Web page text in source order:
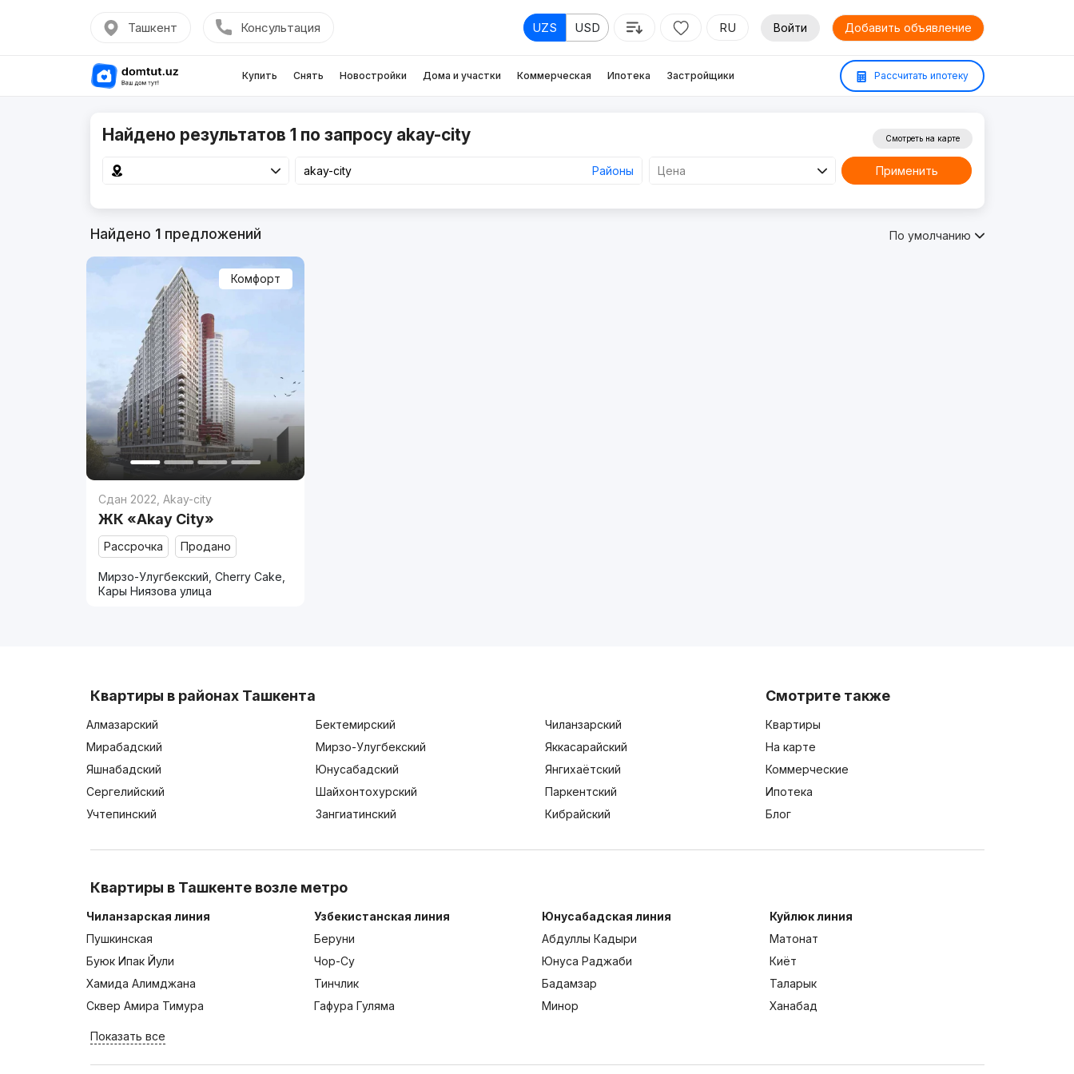
Ташкент Консультация UZS USD RU Войти Добавить объявление
Купить Снять Новостройки Дома и участки Коммерческая Ипотека Застройщики Рассчитать ипотеку
Найдено результатов 1 по запросу akay-city
Районы Цена
Смотреть на карте
Применить
Найдено 1предложений По умолчанию
Комфорт
Сдан 2022 ,Akay-city
ЖК «Akay City»
Рассрочка Продано
Мирзо-Улугбекский, Cherry Cake,
Кары Ниязова улица
Квартиры в районах Ташкента
Алмазарский Бектемирский
Чиланзарский
Мирабадский
Мирзо-Улугбекский
Яккасарайский
Яшнабадский
Юнусабадский
Янгихаётский
Сергелийский
Шайхонтохурский
Паркентский
Учтепинский
Зангиатинский Кибрайский
Смотрите также
Квартиры
На карте
Коммерческие
Ипотека
Блог
Квартиры в Ташкенте возле метро
Чиланзарская линия
Пушкинская
Буюк Ипак Йули
Хамида Алимджана
Сквер Амира Тимура
Узбекистанская линия
Беруни
Чор-Су
Тинчлик
Гафура Гуляма
Юнусабадская линия
Абдуллы Кадыри
Юнуса Раджаби
Бадамзар
Минор
Куйлюк линия
Матонат
Киёт
Таларык
Ханабад
Показать все